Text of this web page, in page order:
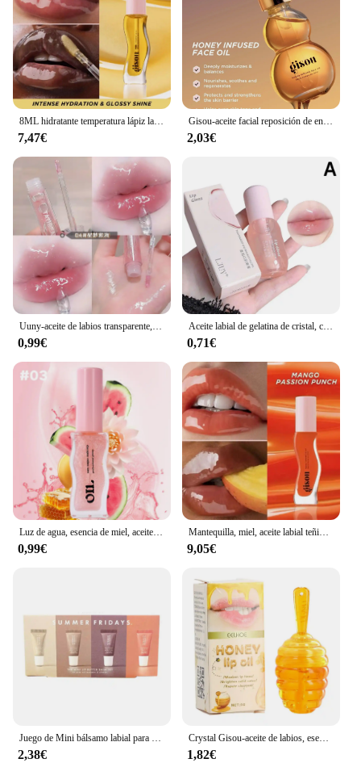
7,47€
Gisou-aceite facial reposición de envejecimiento, 26ml
2,03€
Uuny-aceite de labios transparente, brillo de agua, miel, hidratante, glaseado de labios, espejo, vidrio de Toot, estudiante
0,99€
Aceite labial de gelatina de cristal, capa hidratante para pintalabios, tinte de brillo de labios, suero labial transparente, bálsamo labial de fruta
0,71€
Luz de agua, esencia de miel, aceite de labios, hidratante de larga duración, brillo afrutado, gelatina, Reduce las líneas de los labios, lápiz labial líquido, brillo, maquillaje
0,99€
Mantequilla, miel, aceite labial teñido, bálsamo labial, coco, escarcha, sandía, azúcar, mango, pasión, punzón, miel, oro, Gisou
9,05€
Juego de Mini bálsamo labial para fríos de verano, 4 Uds., hidratante, vainilla, Beige, azúcar marrón, maquillaje, Kit de regalo para envío rápido
2,38€
Crystal Gisou-aceite de labios, esencia de miel de fruta, líquido de labios teñido Sexy y regordete, aceite hidratante resistente al agua, brillo de labios, cuidado de labios, 8ml/5g
1,82€